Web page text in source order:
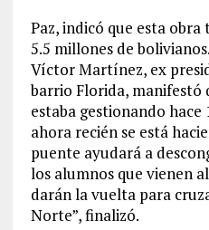
Paz, indicó que esta
5.5 millones de bolivianos.
Víctor Martínez, ex
barrio Florida, manifestó
estaba gestionando hace
ahora recién se está
puente ayudará a
los alumnos que vienen
darán la vuelta para
Norte”, finalizó.